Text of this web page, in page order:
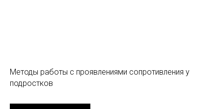
Методы работы с проявлениями сопротивления у
подростков